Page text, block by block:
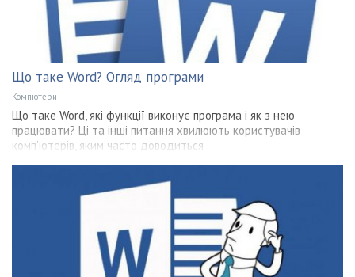
Що таке Word? Огляд програми
Компютери
Що таке Word, які функції виконує програма і як з нею
працювати? Ці та інші питання хвилюють користувачів
комп'ютерів, яким часто доводиться